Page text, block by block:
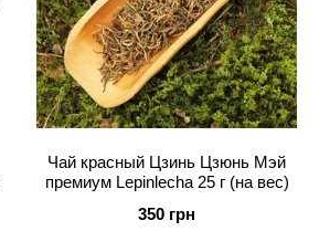
Чай красный Цзинь Цзюнь Мэй
премиум Lepinlecha 25 г (на вес)
350 грн